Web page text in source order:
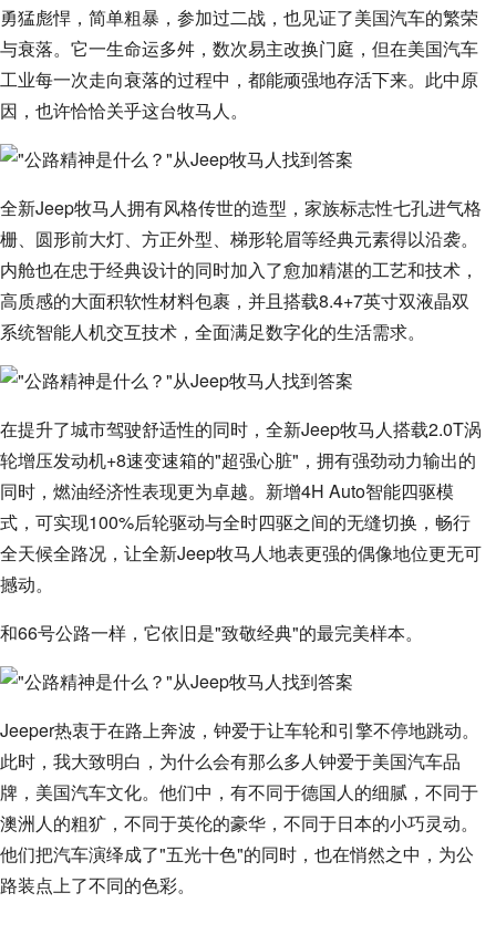
勇猛彪悍，简单粗暴，参加过二战，也见证了美国汽车的繁荣
与衰落。它一生命运多舛，数次易主改换门庭，但在美国汽车
工业每一次走向衰落的过程中，都能顽强地存活下来。此中原
因，也许恰恰关乎这台牧马人。
全新Jeep牧马人拥有风格传世的造型，家族标志性七孔进气格
栅、圆形前大灯、方正外型、梯形轮眉等经典元素得以沿袭。
内舱也在忠于经典设计的同时加入了愈加精湛的工艺和技术，
高质感的大面积软性材料包裹，并且搭载8.4+7英寸双液晶双
系统智能人机交互技术，全面满足数字化的生活需求。
在提升了城市驾驶舒适性的同时，全新Jeep牧马人搭载2.0T涡
轮增压发动机+8速变速箱的"超强心脏"，拥有强劲动力输出的
同时，燃油经济性表现更为卓越。新增4H Auto智能四驱模
式，可实现100%后轮驱动与全时四驱之间的无缝切换，畅行
全天候全路况，让全新Jeep牧马人地表更强的偶像地位更无可
撼动。
和66号公路一样，它依旧是"致敬经典"的最完美样本。
Jeeper热衷于在路上奔波，钟爱于让车轮和引擎不停地跳动。
此时，我大致明白，为什么会有那么多人钟爱于美国汽车品
牌，美国汽车文化。他们中，有不同于德国人的细腻，不同于
澳洲人的粗犷，不同于英伦的豪华，不同于日本的小巧灵动。
他们把汽车演绎成了"五光十色"的同时，也在悄然之中，为公
路装点上了不同的色彩。